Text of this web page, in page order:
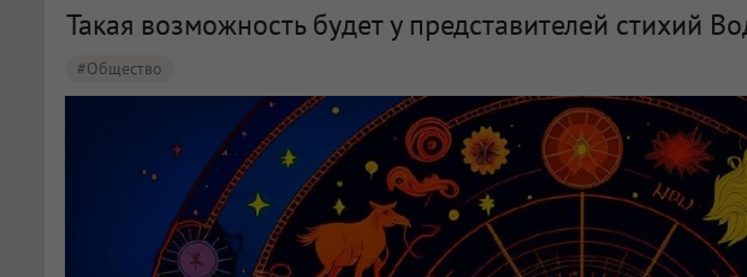
Такая возможность будет у представителей стихий
#Общество